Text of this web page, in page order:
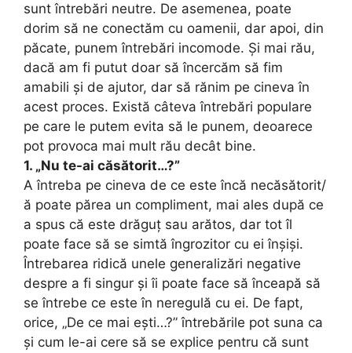
sunt întrebări neutre. De asemenea, poate
dorim să ne conectăm cu oamenii, dar apoi, din
păcate, punem întrebări incomode. Și mai rău,
dacă am fi putut doar să încercăm să fim
amabili și de ajutor, dar să rănim pe cineva în
acest proces. Există câteva întrebări populare
pe care le putem evita să le punem, deoarece
pot provoca mai mult rău decât bine.
1. „Nu te-ai căsătorit…?”
A întreba pe cineva de ce este încă necăsătorit/
ă poate părea un compliment, mai ales după ce
a spus că este drăguț sau arătos, dar tot îl
poate face să se simtă îngrozitor cu ei înșiși.
Întrebarea ridică unele generalizări negative
despre a fi singur și îi poate face să înceapă să
se întrebe ce este în neregulă cu ei. De fapt,
orice, „De ce mai ești…?” întrebările pot suna ca
și cum le-ai cere să se explice pentru că sunt